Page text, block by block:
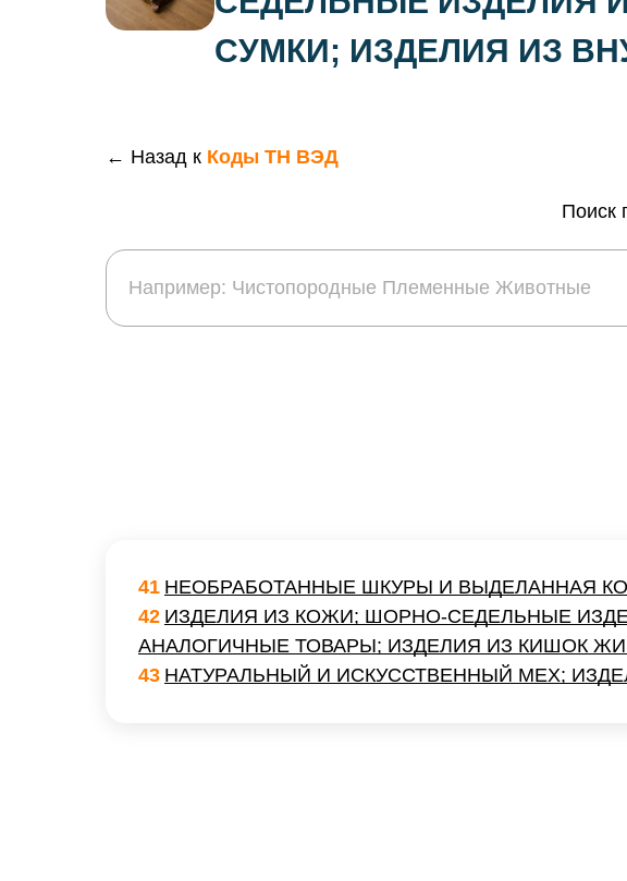
СУМКИ; ИЗДЕЛИЯ ИЗ
← Назад к Коды ТН ВЭД
Поиск
41 НЕОБРАБОТАННЫЕ ШКУРЫ И ВЫДЕЛАННАЯ
42 ИЗДЕЛИЯ ИЗ КОЖИ; ШОРНО-СЕДЕЛЬНЫЕ
АНАЛОГИЧНЫЕ ТОВАРЫ; ИЗДЕЛИЯ ИЗ КИШОК
43 НАТУРАЛЬНЫЙ И ИСКУССТВЕННЫЙ МЕХ;